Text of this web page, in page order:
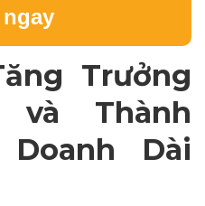
ngay
Trưởng
và Thành
Dài